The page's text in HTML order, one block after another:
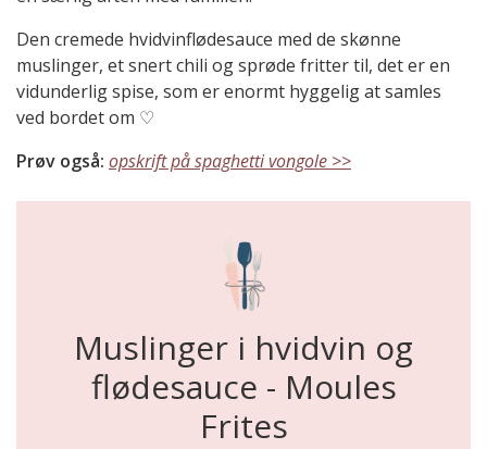
Den cremede hvidvinflødesauce med de skønne
muslinger, et snert chili og sprøde fritter til, det er en
vidunderlig spise, som er enormt hyggelig at samles
ved bordet om ♡
Prøv også: opskrift på spaghetti vongole >>
Muslinger i hvidvin og
flødesauce - Moules
Frites